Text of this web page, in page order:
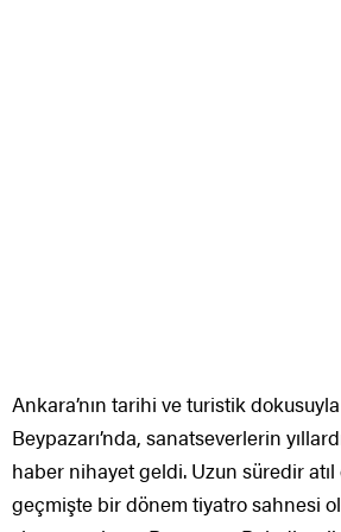
Ankara’nın tarihi ve turistik
Beypazarı’nda, sanatseverlerin
haber nihayet geldi. Uzun süredir
geçmişte bir dönem tiyatro sahnesi